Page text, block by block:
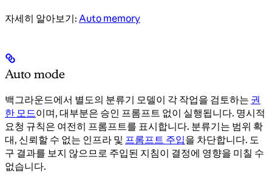
자세히 알아보기: Auto memory
Auto mode
백그라운드에서 별도의 분류기 모델이 각 작업을 검토하는 권
한 모드이며, 대부분은 승인 프롬프트 없이 실행됩니다. 명시적
요청 규칙은 여전히 프롬프트를 표시합니다. 분류기는 범위 확
대, 신뢰할 수 없는 인프라 및 프롬프트 주입을 차단합니다. 도
구 결과를 보지 않으므로 주입된 지침이 결정에 영향을 미칠 수
없습니다.